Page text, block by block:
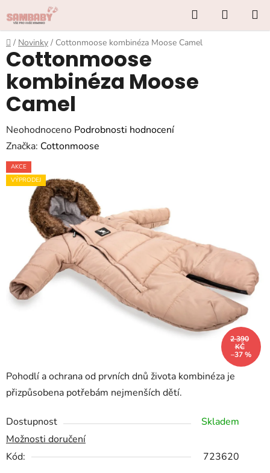
na
obsah
Hledat
KOŠÍK
Domů
/ Novinky / Cottonmoose kombinéza Moose Camel
Pohodlí a ochrana od prvních dnů života kombinéza je
přizpůsobena potřebám nejmenších dětí.
Dostupnost
Skladem
Možnosti doručení
Kód:
723620
Cottonmoose
kombinéza Moose
Camel
Průměrné
hodnocení
produktu
je
hvězdiček.
Neohodnoceno Podrobnosti hodnocení
Značka: Cottonmoose
AKCE
VÝPRODEJ
2 390
KČ
–37 %